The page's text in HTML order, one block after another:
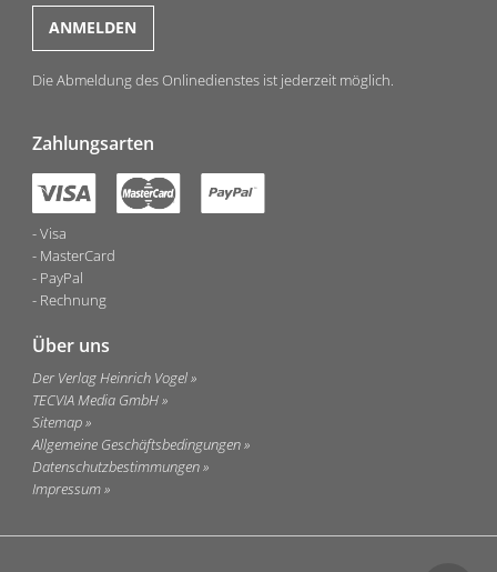
Die Abmeldung des Onlinedienstes ist jederzeit möglich.
Zahlungsarten
Visa
MasterCard
PayPal
Rechnung
Über uns
Der Verlag Heinrich Vogel
TECVIA Media GmbH
Sitemap
Allgemeine Geschäftsbedingungen
Datenschutzbestimmungen
Impressum